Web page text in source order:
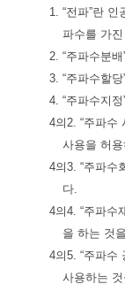
1. “전파”란
파수를 가
2. “주파수분
3. “주파수할
4. “주파수지
4의2. “주파수
사용을 허
4의3. “주파수
다.
4의4. “주파수
을 하는 것
4의5. “주파수
사용하는